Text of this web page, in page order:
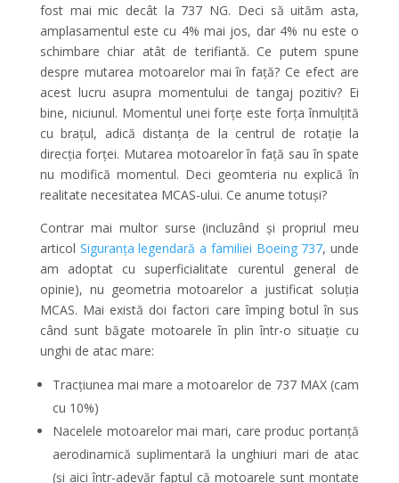
fost mai mic decât la 737 NG. Deci să uităm asta,
amplasamentul este cu 4% mai jos, dar 4% nu este o
schimbare chiar atât de terifiantă. Ce putem spune
despre mutarea motoarelor mai în față? Ce efect are
acest lucru asupra momentului de tangaj pozitiv? Ei
bine, niciunul. Momentul unei forțe este forța înmulțită
cu brațul, adică distanța de la centrul de rotație la
direcția forței. Mutarea motoarelor în față sau în spate
nu modifică momentul. Deci geomteria nu explică în
realitate necesitatea MCAS-ului. Ce anume totuși?
Contrar mai multor surse (incluzând și propriul meu
articol Siguranța legendară a familiei Boeing 737, unde
am adoptat cu superficialitate curentul general de
opinie), nu geometria motoarelor a justificat soluția
MCAS. Mai există doi factori care împing botul în sus
când sunt băgate motoarele în plin într-o situație cu
unghi de atac mare:
Tracțiunea mai mare a motoarelor de 737 MAX (cam
cu 10%)
Nacelele motoarelor mai mari, care produc portanță
aerodinamică suplimentară la unghiuri mari de atac
(și aici într-adevăr faptul că motoarele sunt montate